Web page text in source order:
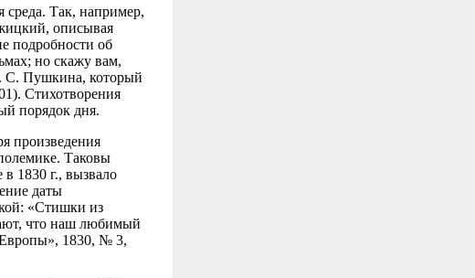
среда. Так, например,
описывая
подробности об
но скажу вам,
С. Пушкина, который
Стихотворения
порядок дня.
произведения
Таковы
1830 г., вызвало
даты
«Стишки из
что наш любимый
Европы», 1830, № 3,